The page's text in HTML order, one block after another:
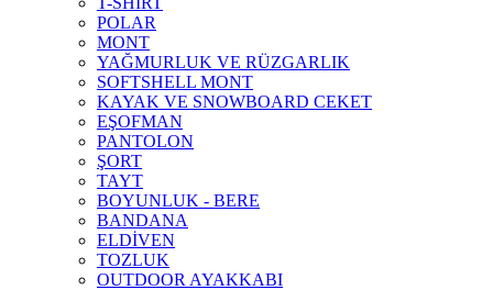
POLAR
MONT
YAĞMURLUK VE RÜZGARLIK
SOFTSHELL MONT
KAYAK VE SNOWBOARD CEKET
EŞOFMAN
PANTOLON
ŞORT
TAYT
BOYUNLUK - BERE
BANDANA
ELDİVEN
TOZLUK
OUTDOOR AYAKKABI